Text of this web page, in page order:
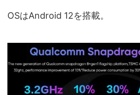
OSはAndroid 12を搭載。